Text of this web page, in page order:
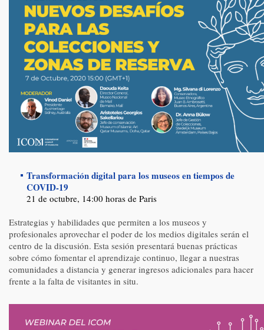
Transformación digital para los museos en tiempos de
COVID-19
21 de octubre, 14:00 horas de Paris
Estrategias y habilidades que permiten a los museos y
profesionales aprovechar el poder de los medios digitales serán el
centro de la discusión. Esta sesión presentará buenas prácticas
sobre cómo fomentar el aprendizaje continuo, llegar a nuestras
comunidades a distancia y generar ingresos adicionales para hacer
frente a la falta de visitantes in situ.